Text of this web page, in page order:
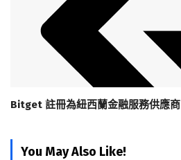
Bitget 註冊為紐西蘭金融服務供應商
You May Also Like!